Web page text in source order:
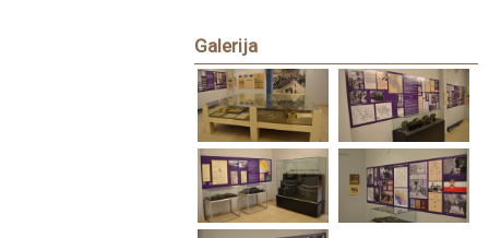
Galerija